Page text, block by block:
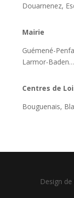
Douarnenez,
Mairie
Guémené-
Larmor-Baden…
Centres de
Bouguenais,
Design de